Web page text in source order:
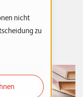
nicht
zu